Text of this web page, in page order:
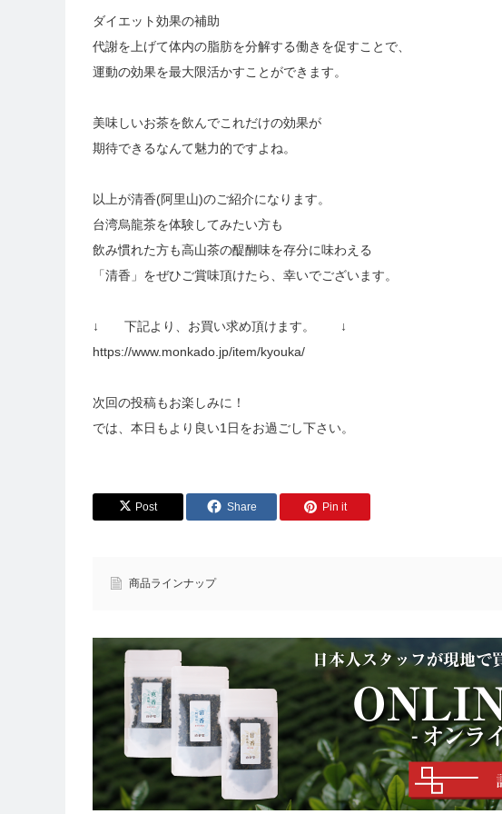
ダイエット効果の補助
代謝を上げて体内の脂肪を分解する働きを促すことで、
運動の効果を最大限活かすことができます。
美味しいお茶を飲んでこれだけの効果が
期待できるなんて魅力的ですよね。
以上が清香(阿里山)のご紹介になります。
台湾烏龍茶を体験してみたい方も
飲み慣れた方も高山茶の醍醐味を存分に味わえる
「清香」をぜひご賞味頂けたら、幸いでございます。
↓ 下記より、お買い求め頂けます。 ↓
https://www.monkado.jp/item/kyouka/
次回の投稿もお楽しみに！
では、本日もより良い1日をお過ごし下さい。
Post Share Pin it
商品ラインナップ